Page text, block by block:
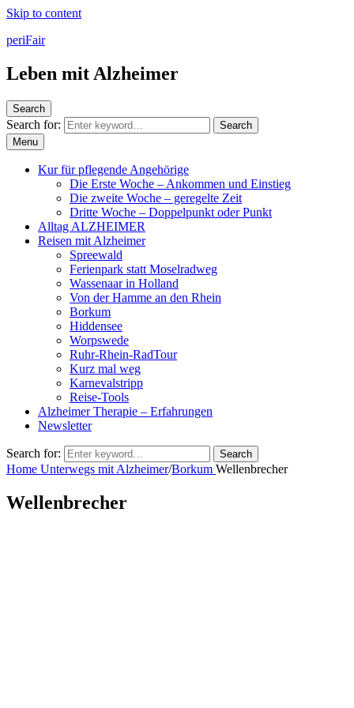
Skip to content
periFair
Leben mit Alzheimer
Search
Search for:
Search
Menu
Kur für pflegende Angehörige
Die Erste Woche – Ankommen und Einstieg
Die zweite Woche – geregelte Zeit
Dritte Woche – Doppelpunkt oder Punkt
Alltag ALZHEIMER
Reisen mit Alzheimer
Spreewald
Ferienpark statt Moselradweg
Wassenaar in Holland
Von der Hamme an den Rhein
Borkum
Hiddensee
Worpswede
Ruhr-Rhein-RadTour
Kurz mal weg
Karnevalstripp
Reise-Tools
Alzheimer Therapie – Erfahrungen
Newsletter
Search for: Search
Home Unterwegs mit Alzheimer/Borkum Wellenbrecher
Wellenbrecher